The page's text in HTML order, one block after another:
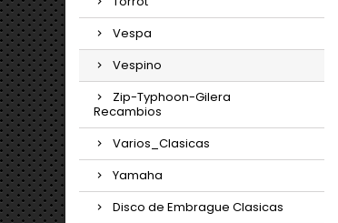
Vespa
Vespino
Zip-Typhoon-Gilera
Recambios
Varios_Clasicas
Yamaha
Disco de Embrague Clasicas